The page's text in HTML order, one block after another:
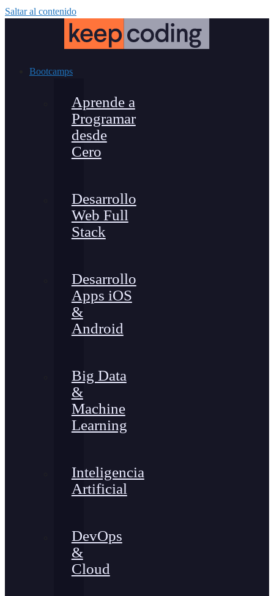
Saltar al contenido
Bootcamps
Aprende a
Programar
desde
Cero
Desarrollo
Web Full
Stack
Desarrollo
Apps iOS
&
Android
Big Data
&
Machine
Learning
Inteligencia
Artificial
DevOps
&
Cloud